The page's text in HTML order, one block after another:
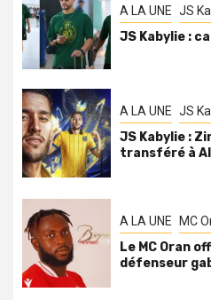
A LA UNE JS
JS Kabylie :
A LA UNE JS
JS Kabylie :
transféré à
A LA UNE MC
Le MC Oran
défenseur